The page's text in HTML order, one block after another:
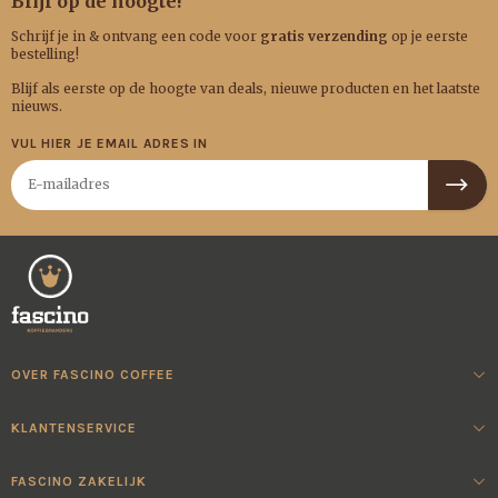
Schrijf je in & ontvang een code voor gratis verzending op je eerste
bestelling!
Blijf als eerste op de hoogte van deals, nieuwe producten en het laatste
nieuws.
VUL HIER JE EMAIL ADRES IN
OVER FASCINO COFFEE
KLANTENSERVICE
FASCINO ZAKELIJK